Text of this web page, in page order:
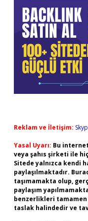
Reklam ve İletişim:
Yasal Uyarı: Bu
veya şahıs şirketi ile
Sitede yalnızca kendi
paylaşılmaktadır.
taşımamakta olup,
paylaşım
benzerlikleri
taslak halindedir ve